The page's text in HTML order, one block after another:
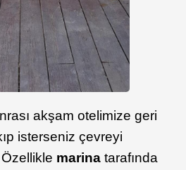
akşam otelimize geri
isterseniz çevreyi
marina tarafında